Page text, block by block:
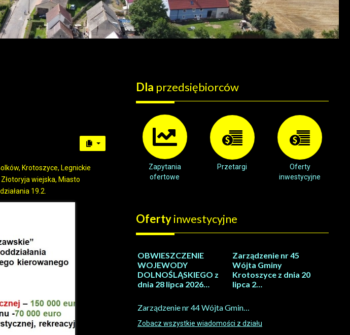
Krotoszyce, Legnickie
wiejska, Miasto
19.2.
Dla przedsiębiorców
Zapytania
ofertowe
Przetargi
Oferty
inwestycyjne
Ofertyinwestycyjne
OBWIESZCZENIE
WOJEWODY
DOLNOŚLĄSKIEGO z
dnia 28 lipca 2026…
Zarządzenie nr 45
Wójta Gminy
Krotoszyce z dnia 20
lipca 2…
Zarządzenie nr 44 Wójta Gmin…
Zobacz wszystkie wiadomości z działu